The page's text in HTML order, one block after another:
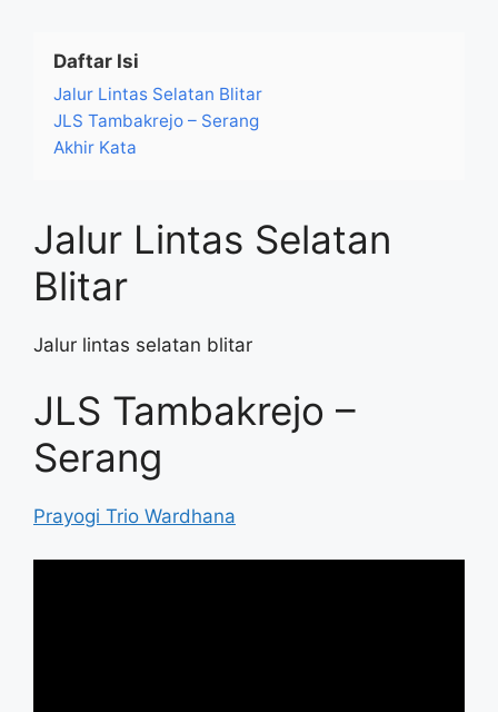
Daftar Isi
Jalur Lintas Selatan Blitar
JLS Tambakrejo – Serang
Akhir Kata
Jalur Lintas Selatan
Blitar
Jalur lintas selatan blitar
JLS Tambakrejo –
Serang
Prayogi Trio Wardhana